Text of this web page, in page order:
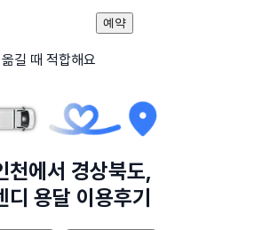
길 때 적합해요
예약
천에서 경상북도,
디 용달 이용후기